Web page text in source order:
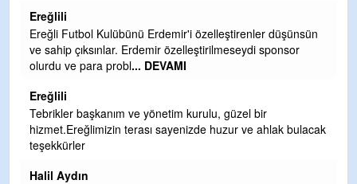
Ereğlili
Ereğli Futbol Kulübünü Erdemir'i özelleştirenler düşünsün
ve sahip çıksınlar. Erdemir özelleştirilmeseydi sponsor
olurdu ve para probl... DEVAMI
Ereğlili
Tebrikler başkanım ve yönetim kurulu, güzel bir
hizmet.Ereğlimizin terası sayenizde huzur ve ahlak bulacak
teşekkürler
Halil Aydın